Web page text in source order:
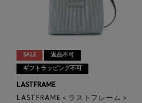
SALE 返品不可
ギフトラッピング不可
LASTFRAME
LASTFRAME＜ラストフレーム＞